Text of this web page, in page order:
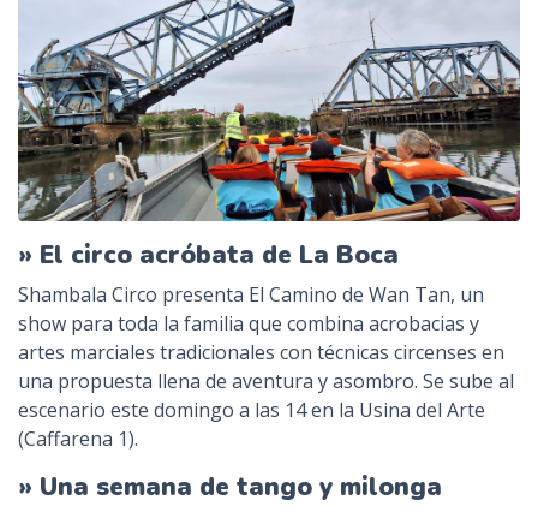
» El circo acróbata de La Boca
Shambala Circo presenta El Camino de Wan Tan, un
show para toda la familia que combina acrobacias y
artes marciales tradicionales con técnicas circenses en
una propuesta llena de aventura y asombro. Se sube al
escenario este domingo a las 14 en la Usina del Arte
(Caffarena 1).
» Una semana de tango y milonga